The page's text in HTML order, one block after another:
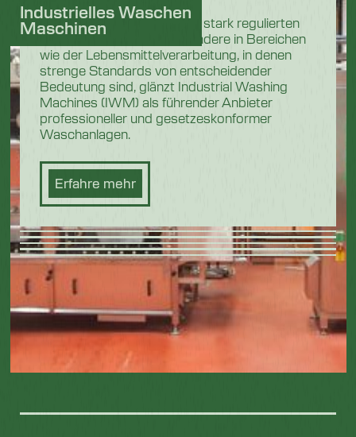
In den anspruchsvollen und stark regulierten
Industriesektoren, insbesondere in Bereichen
wie der Lebensmittelverarbeitung, in denen
strenge Standards von entscheidender
Bedeutung sind, glänzt Industrial Washing
Machines (IWM) als führender Anbieter
professioneller und gesetzeskonformer
Waschanlagen.
Erfahre mehr
Industrielles Waschen
Maschinen